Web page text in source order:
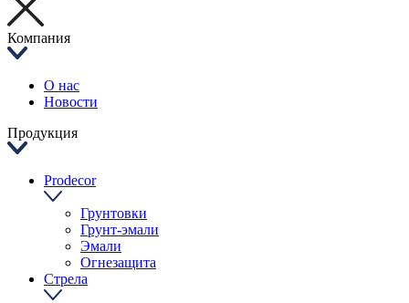
Компания
О нас
Новости
Продукция
Prodecor
Грунтовки
Грунт-эмали
Эмали
Огнезащита
Стрела